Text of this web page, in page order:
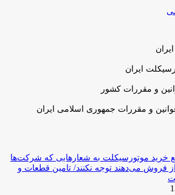
ایران
و مقررات کشور
و مقررات جمهوری اسلامی ایران
خرید موتورسیکلت به شعارهایی که شرکت‌ها
فروش می‌دهند توجه نکنند/ تامین قطعات و